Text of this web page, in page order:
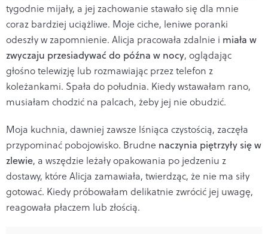
tygodnie mijały, a jej zachowanie stawało się dla mnie
coraz bardziej uciążliwe. Moje ciche, leniwe poranki
odeszły w zapomnienie. Alicja pracowała zdalnie i miała w
zwyczaju przesiadywać do późna w nocy, oglądając
głośno telewizję lub rozmawiając przez telefon z
koleżankami. Spała do południa. Kiedy wstawałam rano,
musiałam chodzić na palcach, żeby jej nie obudzić.
Moja kuchnia, dawniej zawsze lśniąca czystością, zaczęła
przypominać pobojowisko. Brudne naczynia piętrzyły się w
zlewie, a wszędzie leżały opakowania po jedzeniu z
dostawy, które Alicja zamawiała, twierdząc, że nie ma siły
gotować. Kiedy próbowałam delikatnie zwrócić jej uwagę,
reagowała płaczem lub złością.